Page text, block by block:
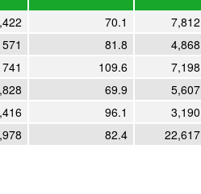
70.1 7,812
571 81.8 4,868
741 109.6 7,198
69.9 5,607
96.1 3,190
82.4 22,617